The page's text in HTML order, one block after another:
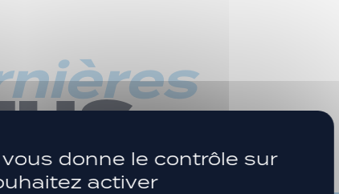
donne le contrôle sur
activer